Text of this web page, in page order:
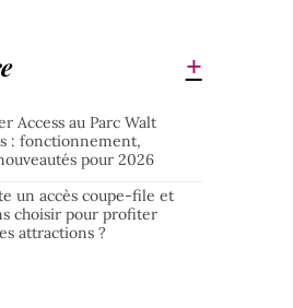
Access au Parc Walt
: fonctionnement,
pour 2026
un accès coupe-file et
choisir pour profiter
attractions ?